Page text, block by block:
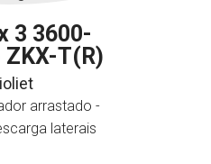
3 3600-
T(R)
arrastado -
laterais